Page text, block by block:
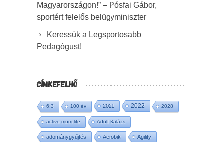
Magyarországon!” – Pósfai Gábor,
sportért felelős belügyminiszter
Keressük a Legsportosabb
Pedagógust!
CÍMKEFELHŐ
6:3 100 év 2021 2022 2028
active mum life Adolf Balázs
adománygyűjtés Aerobik Agility